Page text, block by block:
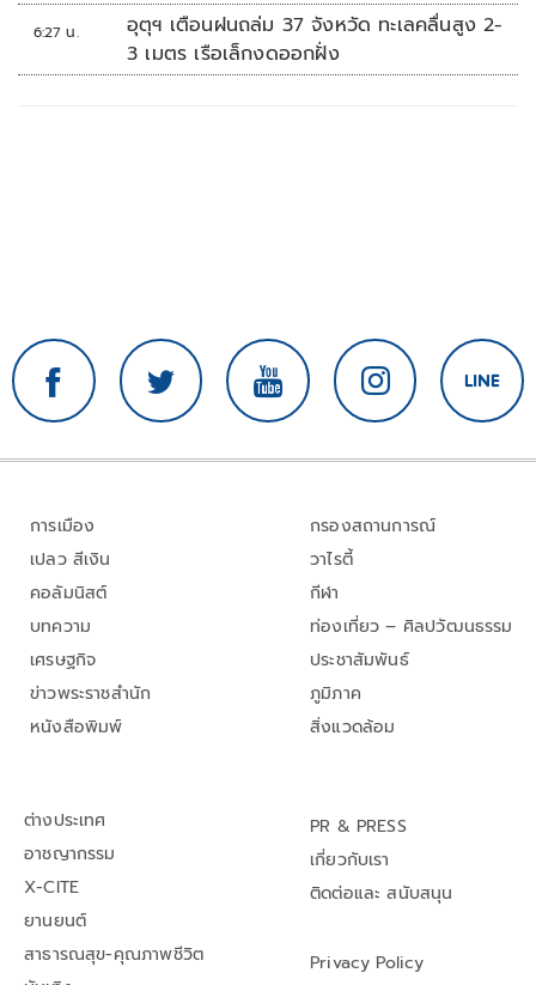
6:27 น.
อุตุฯ เตือนฝนถล่ม 37 จังหวัด ทะเลคลื่นสูง 2-
3 เมตร เรือเล็กงดออกฝั่ง
การเมือง
เปลว สีเงิน
คอลัมนิสต์
บทความ
เศรษฐกิจ
ข่าวพระราชสำนัก
หนังสือพิมพ์
กรองสถานการณ์
วาไรตี้
กีฬา
ท่องเที่ยว – ศิลปวัฒนธรรม
ประชาสัมพันธ์
ภูมิภาค
สิ่งแวดล้อม
ต่างประเทศ
อาชญากรรม
X-CITE
ยานยนต์
สาธารณสุข-คุณภาพชีวิต
PR & PRESS
เกี่ยวกับเรา
ติดต่อและ สนับสนุน
Privacy Policy